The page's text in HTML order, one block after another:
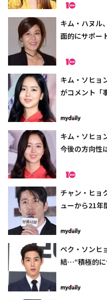
キム・ハヌル
面的にサポー
キム・ソヒョ
がコメント「
キム・ソヒョ
今後の方向性
チャン・ヒョ
ューから21年
ペク・ソンヒ
結…“積極的に